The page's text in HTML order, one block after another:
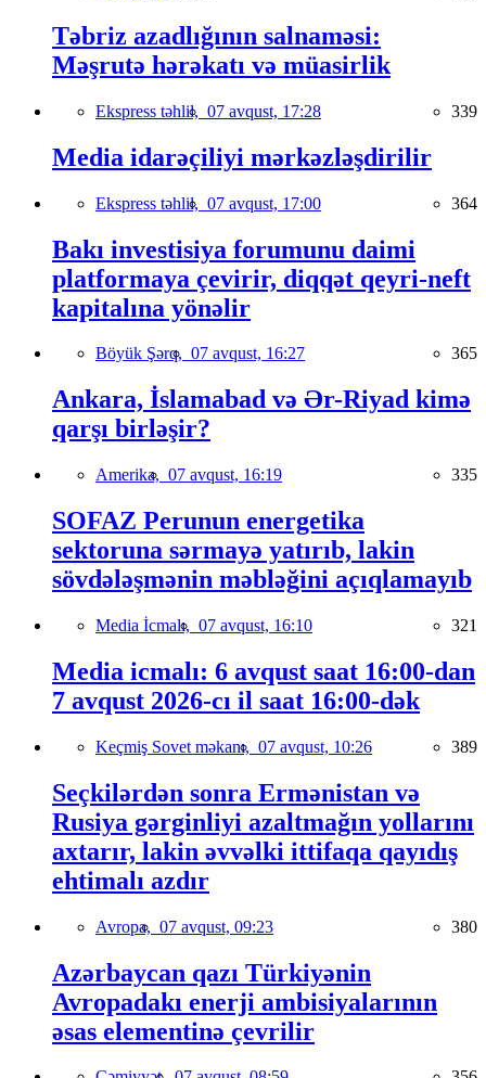
Təbriz azadlığının salnaməsi:
Məşrutə hərəkatı və müasirlik
Ekspress təhlil, 07 avqust, 17:28 339
Media idarəçiliyi mərkəzləşdirilir
Ekspress təhlil, 07 avqust, 17:00 364
Bakı investisiya forumunu daimi
platformaya çevirir, diqqət qeyri-neft
kapitalına yönəlir
Böyük Şərq, 07 avqust, 16:27 365
Ankara, İslamabad və Ər-Riyad kimə
qarşı birləşir?
Amerika, 07 avqust, 16:19 335
SOFAZ Perunun energetika
sektoruna sərmayə yatırıb, lakin
sövdələşmənin məbləğini açıqlamayıb
Media İcmalı, 07 avqust, 16:10 321
Media icmalı: 6 avqust saat 16:00-dan
7 avqust 2026-cı il saat 16:00-dək
Keçmiş Sovet məkanı, 07 avqust, 10:26 389
Seçkilərdən sonra Ermənistan və
Rusiya gərginliyi azaltmağın yollarını
axtarır, lakin əvvəlki ittifaqa qayıdış
ehtimalı azdır
Avropa, 07 avqust, 09:23 380
Azərbaycan qazı Türkiyənin
Avropadakı enerji ambisiyalarının
əsas elementinə çevrilir